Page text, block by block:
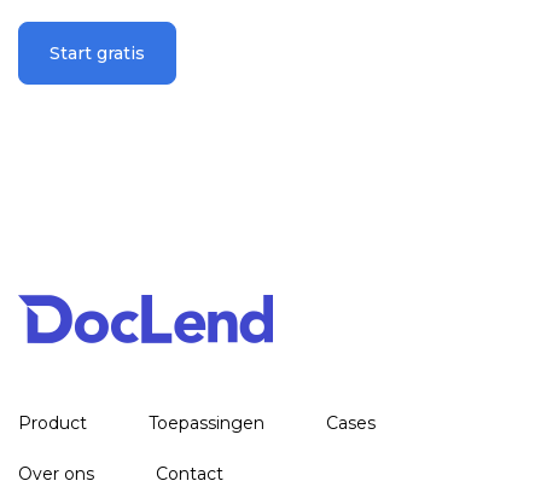
Start gratis
Product Toepassingen Cases
Over ons Contact